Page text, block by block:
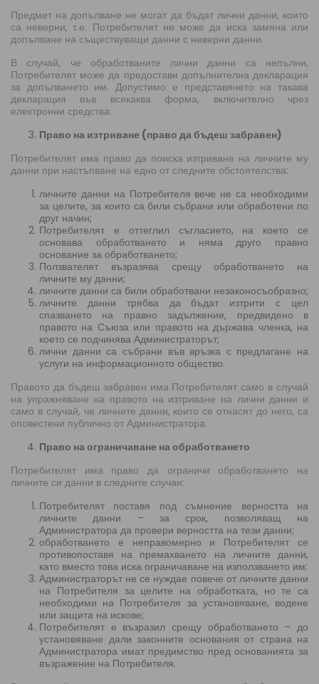
Предмет на допълване не могат да бъдат лични данни, които
са неверни, т.е. Потребителят не може да иска замяна или
допълване на съществуващи данни с неверни данни.
В случай, че обработваните лични данни са непълни,
Потребителят може да предостави допълнителна декларация
за допълването им. Допустимо е представянето на такава
декларация във всякаква форма, включително чрез
електронни средства.
Право на изтриване (право да бъдеш забравен)
Потребителят има право да поиска изтриване на личните му
данни при настъпване на едно от следните обстоятелства:
личните данни на Потребителя вече не са необходими
за целите, за които са били събрани или обработени по
друг начин;
Потребителят е оттеглил съгласието, на което се
основава обработването и няма друго правно
основание за обработването;
Ползвателят възразява срещу обработването на
личните му данни;
личните данни са били обработвани незаконосъобразно;
личните данни трябва да бъдат изтрити с цел
спазването на правно задължение, предвидено в
правото на Съюза или правото на държава членка, на
което се подчинява Администраторът;
лични данни са събрани във връзка с предлагане на
услуги на информационното общество.
Правото да бъдеш забравен има Потребителят само в случай
на упражняване на правото на изтриване на лични данни и
само в случай, че личните данни, които се отнасят до него, са
оповестени публично от Администратора.
Право на ограничаване на обработването
Потребителят има право да ограничи обработването на
личните си данни в следните случаи:
Потребителят поставя под съмнение верността на
личните данни – за срок, позволяващ на
Администратора да провери верността на тези данни;
обработването е неправомерно и Потребителят се
противопоставя на премахването на личните данни,
като вместо това иска ограничаване на използването им;
Администраторът не се нуждае повече от личните данни
на Потребителя за целите на обработката, но те са
необходими на Потребителя за установяване, водене
или защита на искове;
Потребителят е възразил срещу обработването – до
установяване дали законните основания от страна на
Администратора имат предимство пред основанията за
възражение на Потребителя.